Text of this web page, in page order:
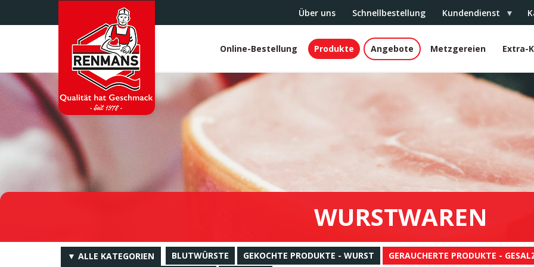
Über uns Schnellbestellung Kundendienst
White
header
Online-Bestellung Produkte Angebote Metzgereien Extra-
WURSTWAREN
▼ ALLE KATEGORIEN BLUTWÜRSTE GEKOCHTE PRODUKTE - WURST
GERAUCHERTE PRODUKTE -